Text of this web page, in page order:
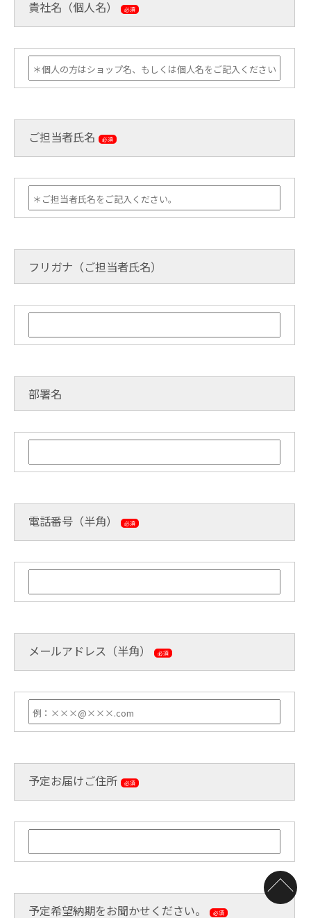
貴社名（個人名） 必須
ご担当者氏名 必須
フリガナ（ご担当者氏名）
部署名
電話番号（半角） 必須
メールアドレス（半角） 必須
予定お届けご住所 必須
予定希望納期をお聞かせください。 必須